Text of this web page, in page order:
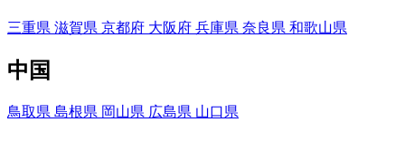
三重県 滋賀県 京都府 大阪府 兵庫県 奈良県 和歌山県
中国
鳥取県 島根県 岡山県 広島県 山口県